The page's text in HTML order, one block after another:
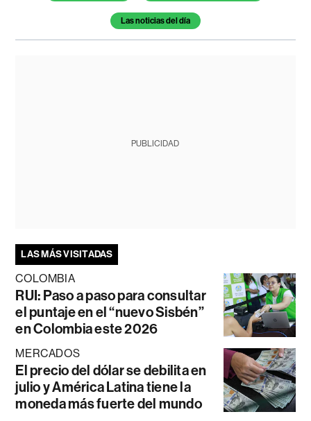
Las noticias del día
PUBLICIDAD
LAS MÁS VISITADAS
COLOMBIA
RUI: Paso a paso para consultar
el puntaje en el “nuevo Sisbén”
en Colombia este 2026
MERCADOS
El precio del dólar se debilita en
julio y América Latina tiene la
moneda más fuerte del mundo